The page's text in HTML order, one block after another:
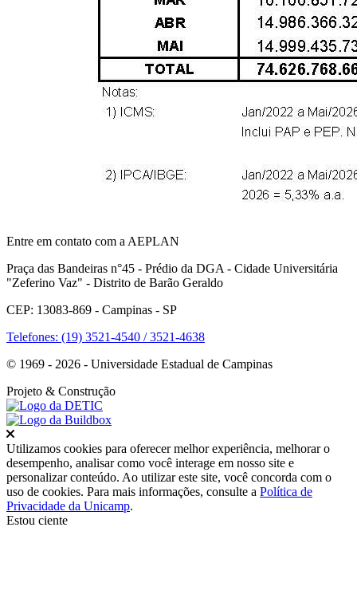
Entre em contato com a AEPLAN
Praça das Bandeiras n°45 - Prédio da DGA - Cidade Universitária
"Zeferino Vaz" - Distrito de Barão Geraldo
CEP: 13083-869 - Campinas - SP
Telefones: (19) 3521-4540 / 3521-4638
© 1969 - 2026 - Universidade Estadual de Campinas
Projeto & Construção
Fechar
Utilizamos cookies para oferecer melhor experiência, melhorar o
desempenho, analisar como você interage em nosso site e
personalizar conteúdo. Ao utilizar este site, você concorda com o
uso de cookies. Para mais informações, consulte a Política de
Privacidade da Unicamp.
Estou ciente